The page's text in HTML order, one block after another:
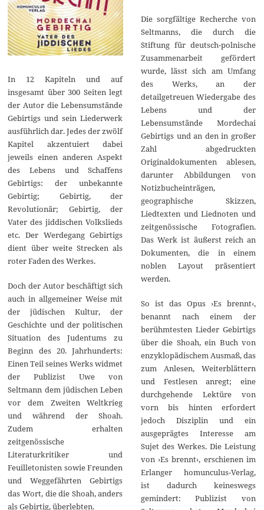
In 12 Kapiteln und auf
insgesamt über 300 Seiten legt
der Autor die Lebensumstände
Gebirtigs und sein Liederwerk
ausführlich dar. Jedes der zwölf
Kapitel akzentuiert dabei
jeweils einen anderen Aspekt
des Lebens und Schaffens
Gebirtigs: der unbekannte
Gebirtig; Gebirtig, der
Revolutionär; Gebirtig, der
Vater des jiddischen Volkslieds
etc. Der Werdegang Gebirtigs
dient über weite Strecken als
roter Faden des Werkes.
Doch der Autor beschäftigt sich
auch in allgemeiner Weise mit
der jüdischen Kultur, der
Geschichte und der politischen
Situation des Judentums zu
Beginn des 20. Jahrhunderts:
Einen Teil seines Werks widmet
der Publizist Uwe von
Seltmann dem jüdischen Leben
vor dem Zweiten Weltkrieg
und während der Shoah.
Zudem erhalten
zeitgenössische
Literaturkritiker und
Feuilletonisten sowie Freunden
und Weggefährten Gebirtigs
das Wort, die die Shoah, anders
als Gebirtig, überlebten.
Die sorgfältige Recherche von
Seltmanns, die durch die
Stiftung für deutsch-polnische
Zusammenarbeit gefördert
wurde, lässt sich am Umfang
des Werks, an der
detailgetreuen Wiedergabe des
Lebens und der
Lebensumstände Mordechai
Gebirtigs und an den in großer
Zahl abgedruckten
Originaldokumenten ablesen,
darunter Abbildungen von
Notizbucheinträgen,
geographische Skizzen,
Liedtexten und Liednoten und
zeitgenössische Fotografien.
Das Werk ist äußerst reich an
Dokumenten, die in einem
noblen Layout präsentiert
werden.
So ist das Opus ›Es brennt‹,
benannt nach einem der
berühmtesten Lieder Gebirtigs
über die Shoah, ein Buch von
enzyklopädischem Ausmaß, das
zum Anlesen, Weiterblättern
und Festlesen anregt; eine
durchgehende Lektüre von
vorn bis hinten erfordert
jedoch Disziplin und ein
ausgeprägtes Interesse am
Sujet des Werkes. Die Leistung
von ›Es brennt‹, erschienen im
Erlanger homunculus-Verlag,
ist dadurch keineswegs
gemindert: Publizist von